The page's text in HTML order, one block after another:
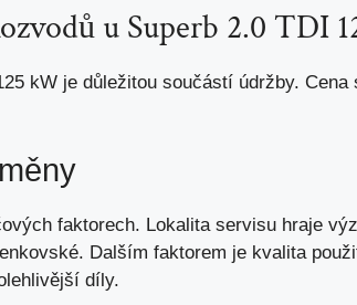
u Superb 2.0 TDI
kW je důležitou součástí údržby. Cena
faktorech. Lokalita servisu hraje
Dalším faktorem je kvalita
díly.